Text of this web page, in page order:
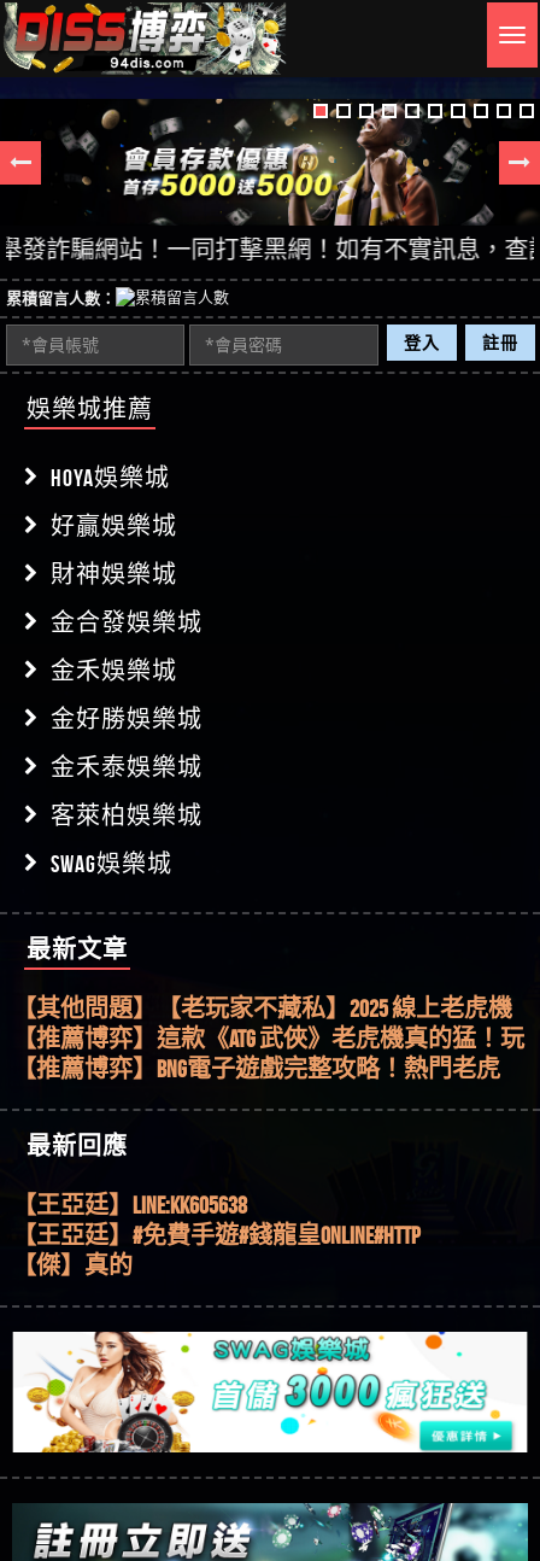
網站！一同打擊黑網！如有不實訊息，查證後
累積留言人數：
登入 註冊
娛樂城推薦
HOYA娛樂城
好贏娛樂城
財神娛樂城
金合發娛樂城
金禾娛樂城
金好勝娛樂城
金禾泰娛樂城
客萊柏娛樂城
SWAG娛樂城
最新文章
【其他問題】用理性數據指路，開啟你的高回報
娛樂之旅
【其他問題】【老玩家不藏私】2025 線上老虎機
這樣挑！RTP、波動率和平台安全的全攻略！
【推薦博弈】這款《ATG 武俠》老虎機真的猛！玩
過才知道什麼叫超過3萬種中獎方式！
【推薦博弈】BNG電子遊戲完整攻略！熱門老虎
51,000倍數玩法攻略，輕鬆稱霸老虎機！
【其他問題】「拆解力智投資詐騙套路緊急追討
賴zg369」力智投資是不是詐騙 力智投資是真的嗎
力智投資是詐騙嗎 南部老翁還在癡迷力智投資高
回報獲利 請不要在匯款
【其他問題】 【遇天盛商行詐騙追回資金賴
zg369】天盛商行詐騙 天盛商行是不是詐騙 天盛商
行是真的嗎 天盛商行是詐騙嗎 被天盛商行詐騙一
招教你拿回
【其他問題】 受害者援助賴【zg369】退休老翁被
大戶e點靈詐騙痛不欲生 大戶e點靈是真的嗎 大戶e
點靈是不是詐騙 大戶e點靈是詐騙嗎 大戶e點靈無
法出金 （大戶e點靈）教你如何規避詐騙陷阱
【其他問題】 弘記投資詐騙持續收割國人中【免
費討回資金賴zg369】弘記投資是詐騙嗎 弘記投資
是不是詐騙 弘記投資是真的嗎 被弘記投資詐騙的
錢怎麼辦 本文教你如何拿回被騙資金
【其他問題】 被騙追回賴【zg369】KnTop利用新型
詐騙手法欺詐群眾 KnTop是真的嗎 KnTop是不是詐騙
KnTop是詐騙嗎 【KnTop】KnTop無法出金 被KnTop詐騙
的錢一招拿回
【其他問題】機台運算專案詐騙持續收割國人中
【免費討回資金賴zg369】機台運算專案是詐騙嗎
機台運算專案是不是詐騙 機台運算專案是真的嗎
被機台運算專案詐騙的錢怎麼辦 本文教你如何拿
回被騙資金
【其他問題】 Hoyabit詐騙持續收割國人中【免費
討回資金賴zg369】Hoyabit是詐騙嗎 Hoyabit是不是詐
騙 Hoyabit是真的嗎 被HoyabitHoyabit詐騙的錢怎麼辦
本文教你如何拿回被騙資金
【其他問題】KS.M多元化行銷詐騙持續收割國人
中【免費討回資金賴zg369】KS.M多元化行銷是詐
騙嗎 KS.M多元化行銷是不是詐騙 KS.M多元化行銷是
真的嗎 被KS.M多元化行銷詐騙的錢怎麼辦 本文教
你如何拿回被騙資金
【其他問題】免費追回賴「zg369」深度解析野原
家 Family & Love如何詐騙 野原家 Family & Love是不是詐
騙 野原家 Family & Love是真的嗎 野原家 Family & Love是
詐騙嗎 165多次通報野原家 Family & Love是詐騙平台
【其他問題】元盈橋詐騙持續收割國人中【免費
討回資金賴zg369】元盈橋是詐騙嗎 元盈橋是不是
詐騙 元盈橋是真的嗎 被元盈橋詐騙的錢怎麼辦
【其他問題】被騙追回賴【zg369】M.L.Edge利用新
型詐騙手法欺詐群眾 M.L.Edge是真的嗎 M.L.Edge是不
金 被M.L.Edge詐騙的錢一招拿回
【其他問題】 Robinhood詐騙持續收割國人中【免
不是詐騙 Robinhood是真的嗎 被Robinhood詐騙的錢怎
麼辦 本文教你如何拿回被騙資金
資金賴zg369】FLTO是詐騙嗎 FLTO是不是詐騙 FLTO是
真的嗎 被FLTO詐騙的錢怎麼辦 本文教你如何拿回
【其他問題】 遇詐騙求救賴【zg369】八旬老翁被
ALYWS詐騙家破人亡 ALYWS是真的嗎 ALYWS是不是詐騙
【其他問題】 一招教你揭秘新型詐騙手法 （受害
最新回應
【傑】推代理真的好相處
回答
【王亞廷】LINE:kK605638
【王亞廷】#免費手遊#錢龍皇ONLINE#http
【傑】真的
【Wei】讚
【沈樂慧】又是九州??爛死了黑網不要玩
【林伊依】爛死了拉贏錢直接鎖帳號可以去吃屎
【陳靜茹】推薦小畢，我也是小畢的會員～～
【黃家羭】推推
【AVA娛樂城】還會自己做假對話來毀謗欸哈哈哈
好厲
【陳順堪】黑網不出金
【黃伊珊】不推薦爛公司